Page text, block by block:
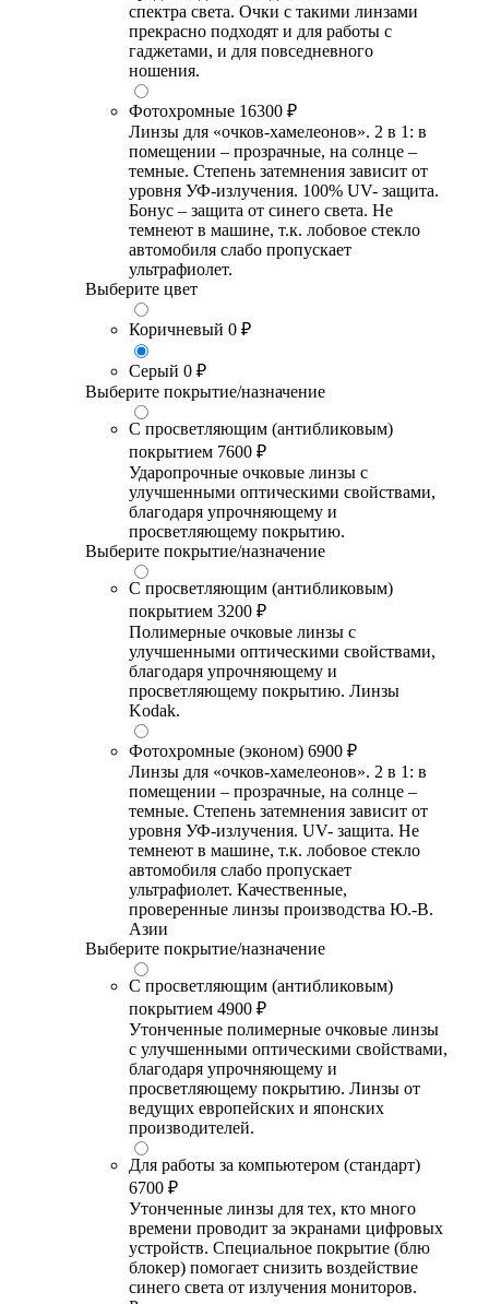
спектра света. Очки с такими линзами
прекрасно подходят и для работы с
гаджетами, и для повседневного
ношения.
Фотохромные 16300 ₽
Линзы для «очков-хамелеонов». 2 в 1: в
помещении – прозрачные, на солнце –
темные. Степень затемнения зависит от
уровня УФ-излучения. 100% UV- защита.
Бонус – защита от синего света. Не
темнеют в машине, т.к. лобовое стекло
автомобиля слабо пропускает
ультрафиолет.
Выберите цвет
Коричневый 0 ₽
Серый 0 ₽
Выберите покрытие/назначение
С просветляющим (антибликовым)
покрытием 7600 ₽
Ударопрочные очковые линзы с
улучшенными оптическими свойствами,
благодаря упрочняющему и
просветляющему покрытию.
Выберите покрытие/назначение
С просветляющим (антибликовым)
покрытием 3200 ₽
Полимерные очковые линзы с
улучшенными оптическими свойствами,
благодаря упрочняющему и
просветляющему покрытию. Линзы
Kodak.
Фотохромные (эконом) 6900 ₽
Линзы для «очков-хамелеонов». 2 в 1: в
помещении – прозрачные, на солнце –
темные. Степень затемнения зависит от
уровня УФ-излучения. UV- защита. Не
темнеют в машине, т.к. лобовое стекло
автомобиля слабо пропускает
ультрафиолет. Качественные,
проверенные линзы производства Ю.-В.
Азии
Выберите покрытие/назначение
С просветляющим (антибликовым)
покрытием 4900 ₽
Утонченные полимерные очковые линзы
с улучшенными оптическими свойствами,
благодаря упрочняющему и
просветляющему покрытию. Линзы от
ведущих европейских и японских
производителей.
Для работы за компьютером (стандарт)
6700 ₽
Утонченные линзы для тех, кто много
времени проводит за экранами цифровых
устройств. Специальное покрытие (блю
блокер) помогает снизить воздействие
синего света от излучения мониторов.